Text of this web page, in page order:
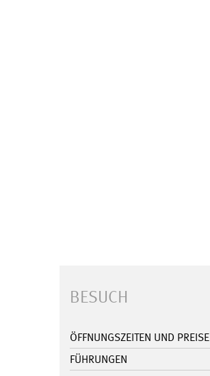
BESUCH
ÖFFNUNGSZEITEN UND PREISE
FÜHRUNGEN